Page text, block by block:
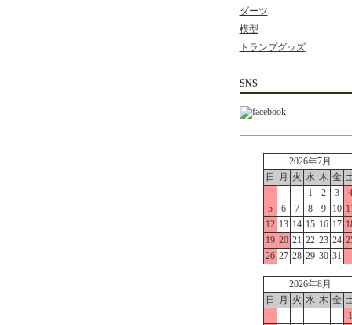
ダーツ
模型
トランプグッズ
SNS
2026年7月
日
月 火 水 木 金
1
2 3
4
5
6 7 8 9 10
12 13 14 15 16 17
19 20 21 22 23 24
26 27 28 29 30 31
2026年8月
日
月 火 水 木 金
1